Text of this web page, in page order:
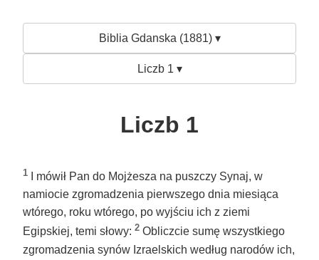
Biblia Gdanska (1881) ▾
Liczb 1 ▾
Liczb 1
1
I mówił Pan do Mojżesza na puszczy Synaj, w
namiocie zgromadzenia pierwszego dnia miesiąca
wtórego, roku wtórego, po wyjściu ich z ziemi
Egipskiej, temi słowy: 2 Obliczcie sumę wszystkiego
zgromadzenia synów Izraelskich według narodów ich,